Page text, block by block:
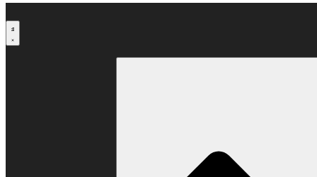
στο
περιεχόμενο